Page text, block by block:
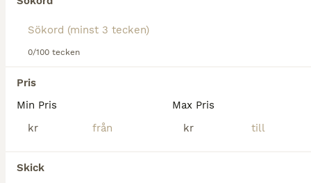
0/100 tecken
Pris
Min Pris
kr
Max Pris
kr
Skick
Begagnad
Råda (20.7km)